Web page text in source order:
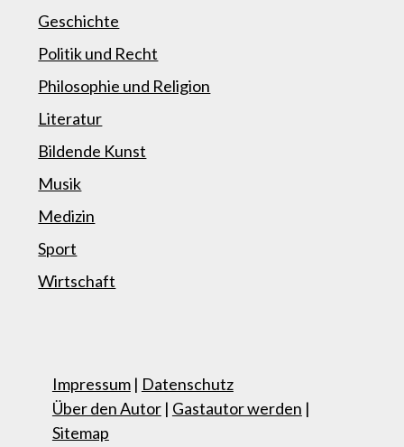
Geschichte
Politik und Recht
Philosophie und Religion
Literatur
Bildende Kunst
Musik
Medizin
Sport
Wirtschaft
Impressum| Datenschutz
Über den Autor| Gastautor werden |
Sitemap